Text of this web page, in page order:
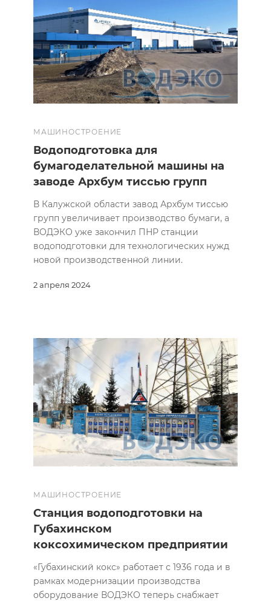
МАШИНОСТРОЕНИЕ
2 апреля 2024
Водоподготовка для
бумагоделательной машины на
заводе Архбум тиссью групп
В Калужской области завод Архбум тиссью
групп увеличивает производство бумаги, а
ВОДЭКО уже закончил ПНР станции
водоподготовки для технологических нужд
новой производственной линии.
МАШИНОСТРОЕНИЕ
Станция водоподготовки на
Губахинском
коксохимическом предприятии
«Губахинский кокс» работает с 1936 года и в
рамках модернизации производства
оборудование ВОДЭКО теперь снабжает